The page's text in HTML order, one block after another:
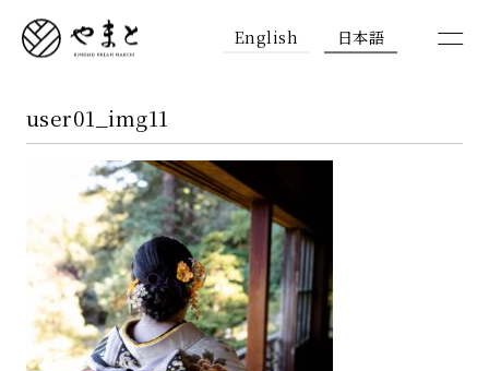
English 日本語
user01_img11